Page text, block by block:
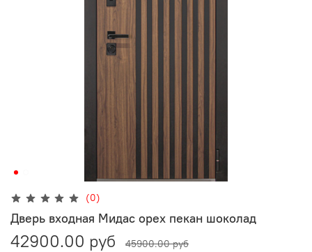
(0)
Дверь входная Мидас орех пекан шоколад
42900.00 руб
45900.00 руб